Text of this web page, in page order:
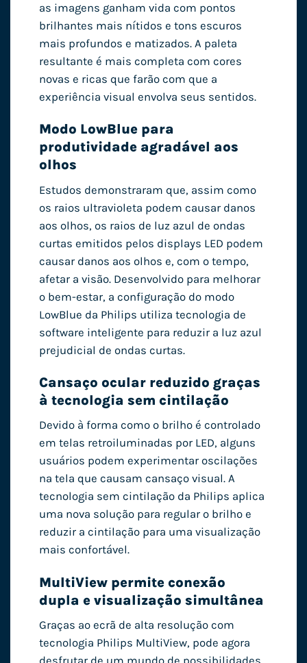
as imagens ganham vida com pontos
brilhantes mais nítidos e tons escuros
mais profundos e matizados. A paleta
resultante é mais completa com cores
novas e ricas que farão com que a
experiência visual envolva seus sentidos.
Modo LowBlue para
produtividade agradável aos
olhos
Estudos demonstraram que, assim como
os raios ultravioleta podem causar danos
aos olhos, os raios de luz azul de ondas
curtas emitidos pelos displays LED podem
causar danos aos olhos e, com o tempo,
afetar a visão. Desenvolvido para melhorar
o bem-estar, a configuração do modo
LowBlue da Philips utiliza tecnologia de
software inteligente para reduzir a luz azul
prejudicial de ondas curtas.
Cansaço ocular reduzido graças
à tecnologia sem cintilação
Devido à forma como o brilho é controlado
em telas retroiluminadas por LED, alguns
usuários podem experimentar oscilações
na tela que causam cansaço visual. A
tecnologia sem cintilação da Philips aplica
uma nova solução para regular o brilho e
reduzir a cintilação para uma visualização
mais confortável.
MultiView permite conexão
dupla e visualização simultânea
Graças ao ecrã de alta resolução com
tecnologia Philips MultiView, pode agora